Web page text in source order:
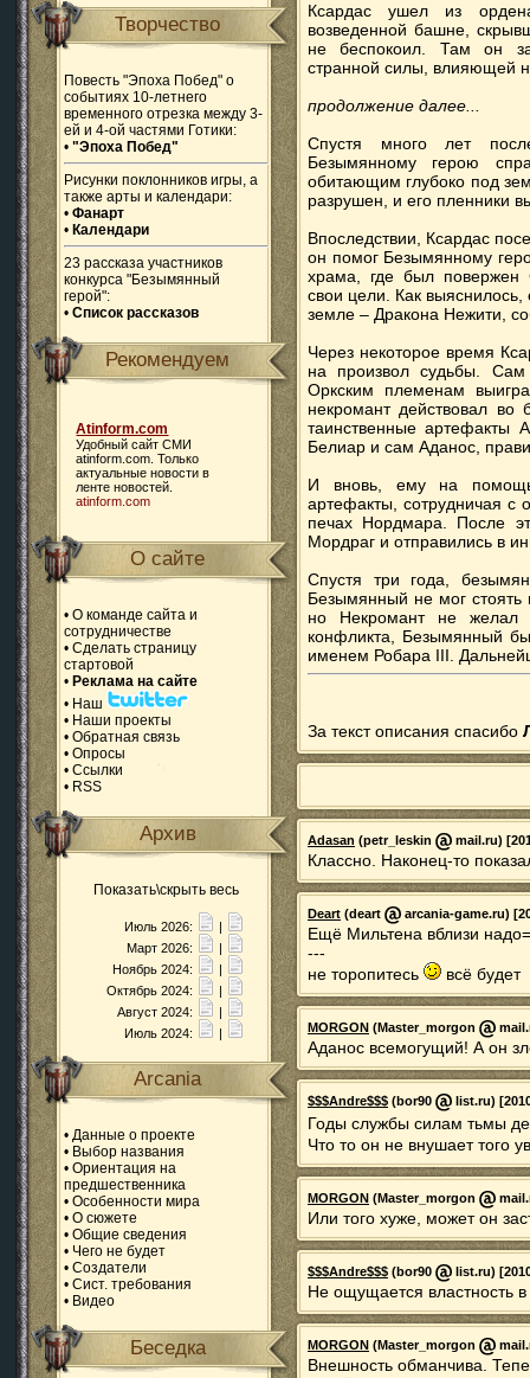
Творчество
Повесть "Эпоха Побед" о
событиях 10-летнего
временного отрезка между 3-
ей и 4-ой частями Готики:
• "Эпоха Побед"
Рисунки поклонников игры, а
также арты и календари:
• Фанарт
• Календари
23 рассказа участников
конкурса "Безымянный
герой":
• Список рассказов
Рекомендуем
Atinform.com
Удобный сайт СМИ
atinform.com . Только
актуальные новости в
ленте новостей.
atinform.com
О сайте
• О команде сайта и
сотрудничестве
• Сделать страницу
стартовой
• Реклама на сайте
• Наш
• Наши проекты
• Обратная связь
• Опросы
• Ссылки
• RSS
Архив
Показать\скрыть весь
Июль 2026:
|
Март 2026:
|
Ноябрь 2024:
|
Октябрь 2024:
|
Август 2024:
|
Июль 2024:
|
Arcania
• Данные о проекте
• Выбор названия
• Ориентация на
предшественника
• Особенности мира
• О сюжете
• Общие сведения
• Чего не будет
• Создатели
• Сист. требования
• Видео
Беседка
Ксардас ушел из
возведенной башне,
не беспокоил. Там он
странной силы, влияющей
продолжение далее...
Спустя много лет
Безымянному герою
обитающим глубоко под
разрушен, и его пленники
Впоследствии, Ксардас
он помог Безымянному
храма, где был повержен
свои цели. Как
земле – Дракона Нежити,
Через некоторое время
на произвол судьбы.
Оркским племенам
некромант действовал
таинственные артефакты
Белиар и сам Аданос,
И вновь, ему на
артефакты, сотрудничая с
печах Нордмара. После
Мордраг и отправились в
Спустя три года,
Безымянный не мог
но Некромант не желал
конфликта, Безымянный
именем Робара III.
За текст описания спасибо
Adasan (petr_leskin mail.ru)
Классно. Наконец-то
Deart (deart arcania-game.ru)
Ещё Мильтена вблизи
---
не торопитесь
всё будет
MORGON (Master_morgon
Аданос всемогущий! А он
$$$Andre$$$ (bor90 list.ru)
Годы службы силам тьмы
Что то он не внушает того
MORGON (Master_morgon
Или того хуже, может он
$$$Andre$$$ (bor90 list.ru)
Не ощущается властность
MORGON (Master_morgon
Внешность обманчива.